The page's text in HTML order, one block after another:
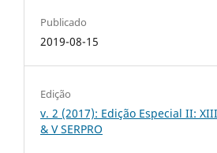
Publicado
2019-08-15
Edição
v. 2 (2017): Edição Especial II:
& V SERPRO